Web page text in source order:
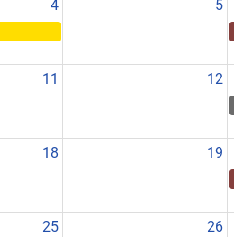
4 5
11 12
18 19
25 26